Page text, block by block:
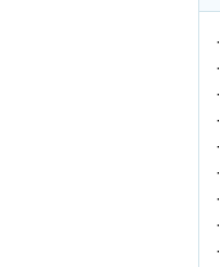
·
·
·
·
·
·
·
·
·